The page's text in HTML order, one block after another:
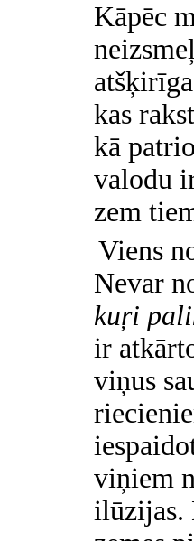
Kāpēc
kas
kā
valodu
zem
Viens
Nevar
kuŗi
ir
viņus
viņiem
ilūzijas.